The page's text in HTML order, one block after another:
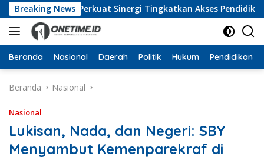
Langsung
ke
konten
Breaking News
Barat, Perkuat Sinergi Tingkatkan Akses Pendidikan Tinggi
Beranda Nasional Daerah Politik Hukum Pendidikan
Beranda Nasional
Nasional
Lukisan, Nada, dan Negeri: SBY
Menyambut Kemenparekraf di